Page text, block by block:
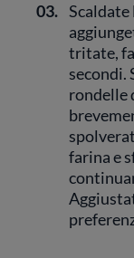
03.
tritate,
secondi.
rondelle
farina e